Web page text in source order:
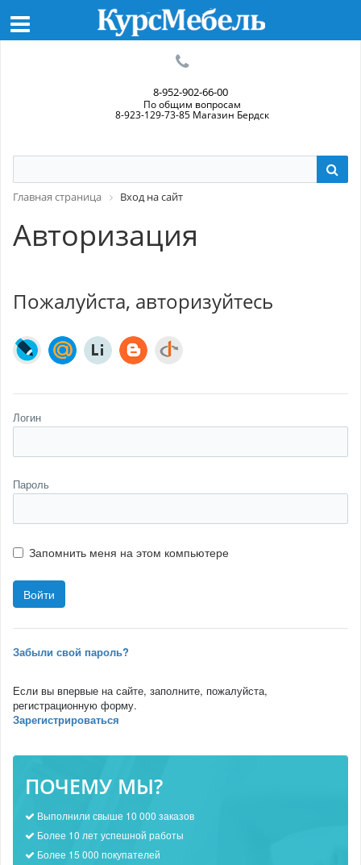
8-952-902-66-00
По общим вопросам
8-923-129-73-85 Магазин Бердск
Главная страница Вход на сайт
Авторизация
Пожалуйста, авторизуйтесь
Логин
Пароль
Запомнить меня на этом компьютере
Забыли свой пароль?
Если вы впервые на сайте, заполните, пожалуйста,
регистрационную форму.
Зарегистрироваться
ПОЧЕМУ МЫ?
Выполнили свыше 10 000 заказов
Более 10 лет успешной работы
Более 15 000 покупателей